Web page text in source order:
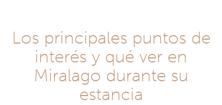
Los principales puntos de
interés y qué ver en
Miralago durante su
estancia